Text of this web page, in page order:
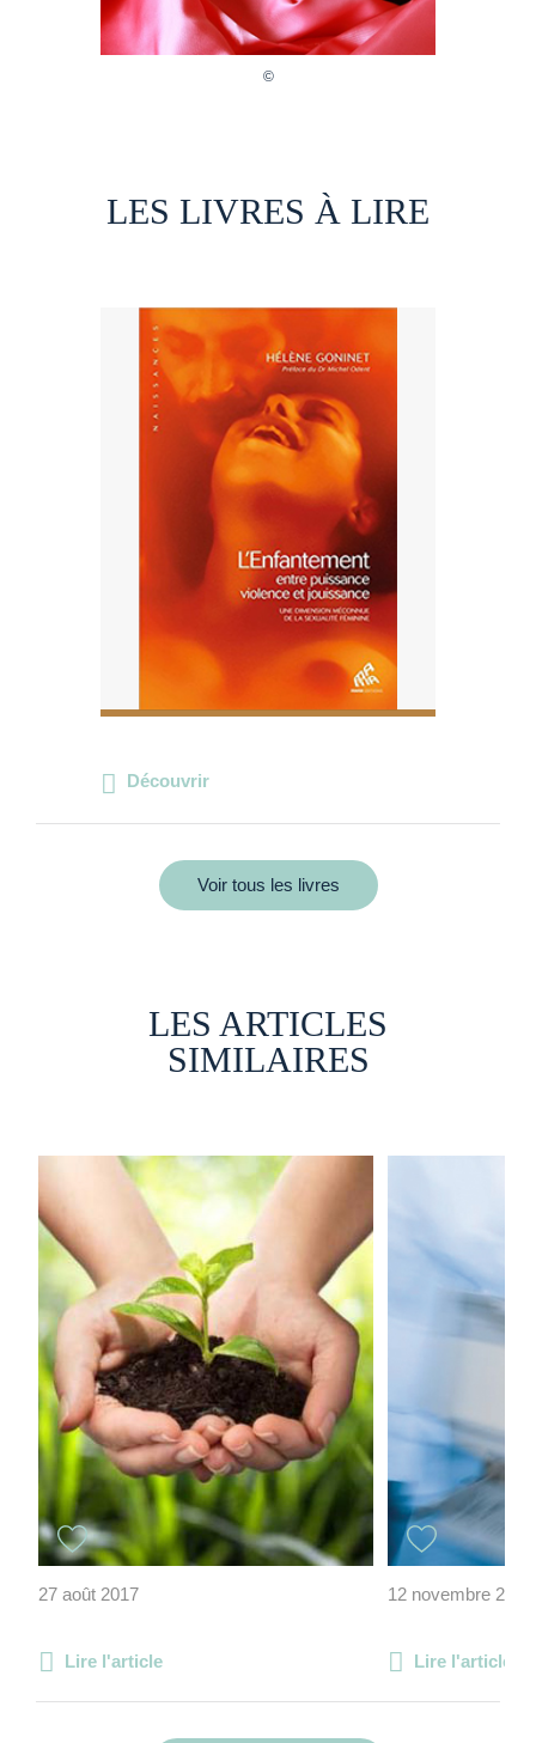
LES LIVRES À LIRE
Découvrir
Voir tous les livres
LES ARTICLES
SIMILAIRES
27 août 2017
Lire l'article
12 novembre 2014
Lire l'article